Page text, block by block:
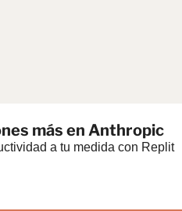
más en Anthropic
a tu medida con Replit